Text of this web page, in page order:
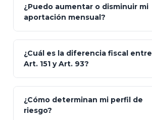
Seguros Monterrey
Skandia (Crea)
MetLife (MetaLife)
Prudential
¿Puedo aumentar o disminuir mi
aportación mensual?
¿Cuál es la diferencia fiscal entre
Art. 151 y Art. 93?
¿Cómo determinan mi perfil de
riesgo?